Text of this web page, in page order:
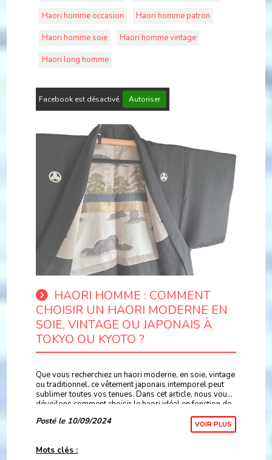
Haori homme occasion
Haori homme patron
Haori homme soie
Haori homme vintage
Haori long homme
Facebook est désactivé. Autoriser
HAORI HOMME : COMMENT
CHOISIR UN HAORI MODERNE EN
SOIE, VINTAGE OU JAPONAIS À
TOKYO OU KYOTO ?
Que vous recherchiez un haori moderne, en soie, vintage
ou traditionnel, ce vêtement japonais intemporel peut
sublimer toutes vos tenues. Dans cet article, nous vous
dévoilons comment choisir le haori idéal en fonction de
Posté le 10/09/2024 VOIR PLUS
Mots clés :